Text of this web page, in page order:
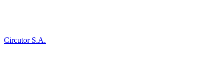
Circutor S.A.